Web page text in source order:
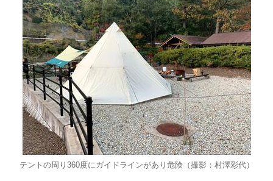
テントの周り360度にガイドラインがあり危険（撮影：村澤彩代）